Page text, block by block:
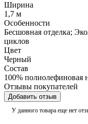
Ширина
1,7 м
Особенности
Бесшовная отделка;
циклов
Цвет
Черный
Состав
100% полиолефиновая
Отзывы покупателей
Добавить отзыв
У данного товара еще нет